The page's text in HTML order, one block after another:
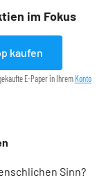
im Fokus
kaufen
E-Paper in Ihrem Konto
Sinn?